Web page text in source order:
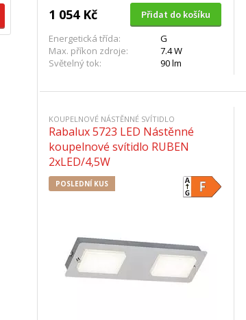
1 054 Kč
Přidat do košíku
Energetická třída:
G
Max. příkon zdroje:
7.4 W
Světelný tok:
90 lm
KOUPELNOVÉ NÁSTĚNNÉ SVÍTIDLO
Rabalux 5723 LED Nástěnné
koupelnové svítidlo RUBEN
2xLED/4,5W
POSLEDNÍ KUS